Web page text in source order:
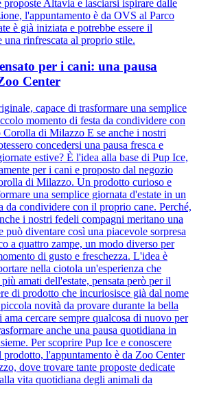
proposte Altavia e lasciarsi ispirare dalle
l'appuntamento è da OVS al Parco
è già iniziata e potrebbe essere il
una rinfrescata al proprio stile.
per i cani: una pausa
Center
capace di trasformare una semplice
momento di festa da condividere con
di Milazzo E se anche i nostri
concedersi una pausa fresca e
estive? È l'idea alla base di Pup Ice,
per i cani e proposto dal negozio
di Milazzo. Un prodotto curioso e
una semplice giornata d'estate in un
da condividere con il proprio cane. Perché,
i nostri fedeli compagni meritano una
può diventare così una piacevole sorpresa
a quattro zampe, un modo diverso per
di gusto e freschezza. L'idea è
nella ciotola un'esperienza che
amati dell'estate, pensata però per il
di prodotto che incuriosisce già dal nome
novità da provare durante la bella
cercare sempre qualcosa di nuovo per
anche una pausa quotidiana in
Per scoprire Pup Ice e conoscere
prodotto, l'appuntamento è da Zoo Center
dove trovare tante proposte dedicate
vita quotidiana degli animali da